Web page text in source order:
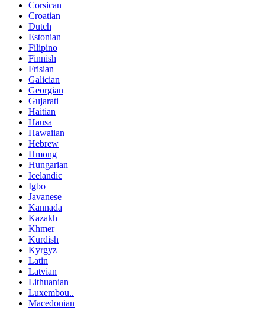
Corsican
Croatian
Dutch
Estonian
Filipino
Finnish
Frisian
Galician
Georgian
Gujarati
Haitian
Hausa
Hawaiian
Hebrew
Hmong
Hungarian
Icelandic
Igbo
Javanese
Kannada
Kazakh
Khmer
Kurdish
Kyrgyz
Latin
Latvian
Lithuanian
Luxembou..
Macedonian